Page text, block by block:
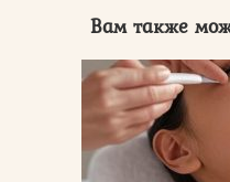
Вам также